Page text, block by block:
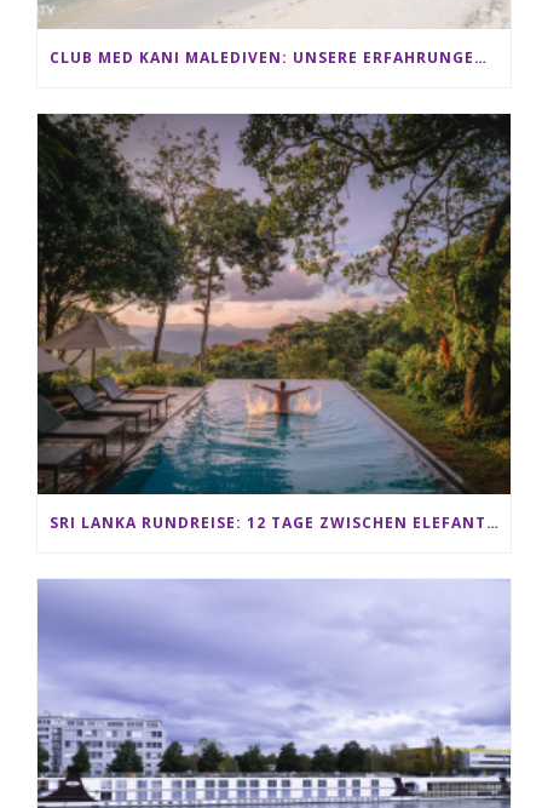
CLUB MED KANI MALEDIVEN: UNSERE ERFAHRUNGEN IM ALL-INCLUSIVE PARADIES
SRI LANKA RUNDREISE: 12 TAGE ZWISCHEN ELEFANTEN, TEEPLANTAGEN & STRAND ALS FAMILIE